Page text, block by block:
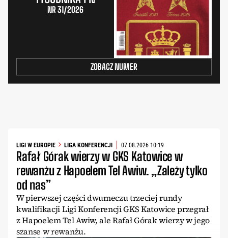
NR 31/2026
ZOBACZ NUMER
LIGI W EUROPIE LIGA KONFERENCJI 07.08.2026 10:19
Rafał Górak wierzy w GKS Katowice w
rewanżu z Hapoelem Tel Awiw. „Zależy tylko
od nas”
W pierwszej części dwumeczu trzeciej rundy
kwalifikacji Ligi Konferencji GKS Katowice przegrał
z Hapoelem Tel Awiw, ale Rafał Górak wierzy w jego
szanse w rewanżu.